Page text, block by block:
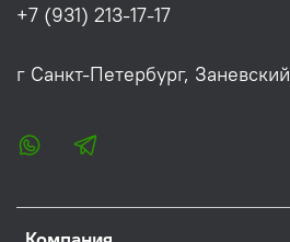
+7 (931) 213-17-17
г Санкт-Петербург,